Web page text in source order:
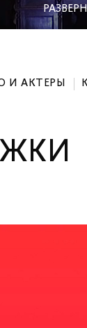
И АКТЕРЫ